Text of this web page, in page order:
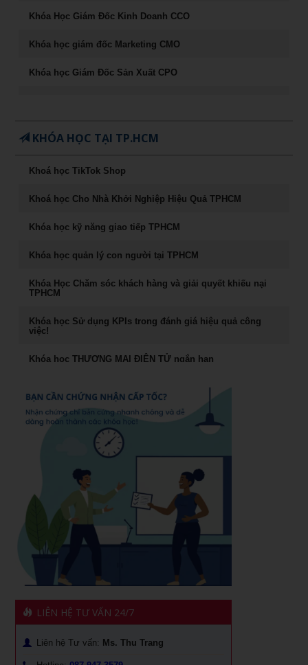
Khóa Học Giám Đốc Kinh Doanh CCO
Khóa học giám đốc Marketing CMO
Khóa học Giám Đốc Sản Xuất CPO
dương
Khóa học Marketing Digital
khoá học Kỹ Năng Phỏng Vấn Tuyển Dụng
Rèn Luyện Văn Phong Của CEO
Đào tạo Marketing Online Cấp Tốc
Khóa học phong thủy ứng dụng dành cho doanh nhân
khóa học Livestream bán hàng đỉnh cao
Chiến lược dẫn đầu và hệ vận hành 7S
Khóa học Quản Đốc Sản Xuất
Khóa học đào tạo giảng viên nội bộ
Khóa học Trưởng Phòng Kinh Doanh Chuyên Nghiệp
Khóa học nâng cao năng lực Quản Trị cho Quản Lý Cấp
Phân tích hiệu quả đầu tư vốn cho doanh nghiệp
Khóa học kỹ năng giao tiếp hiệu quả
KHÓA HỌC TẠI TP.HCM
Khoá học TikTok Shop
Khoá học Cho Nhà Khởi Nghiệp Hiệu Quả TPHCM
Khóa học kỹ năng giao tiếp TPHCM
Khóa học quản lý con người tại TPHCM
Khóa Học Chăm sóc khách hàng và giải quyết khiếu nại
TPHCM
Khóa học Sử dụng KPIs trong đánh giá hiệu quả công
việc!
Khóa học THƯƠNG MẠI ĐIỆN TỬ ngắn hạn
Cách đăng bán hàng trên Facebook hiệu quả
Khóa học livestream bán hàng chuyên nghiệp
Khóa học giám đốc kênh phân phối tại TPHCM
Khóa học giám đốc chuỗi bán Lẻ tại TPHCM
Khóa Học Marketing Digital Tại HCM
Khóa Học Đào tạo Marketing Online Cấp Tốc tại HCM
CEO & chiến lược tái cơ cấu doanh nghiệp sau khủng
Xây dựng quản lý và phát triển cửa hàng doanh nghiệp!
LIÊN HỆ TƯ VẤN 24/7
Liên hệ Tư vấn: Ms. Thu Trang